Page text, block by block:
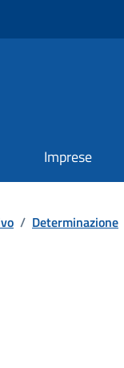
Imprese
/ Determinazione